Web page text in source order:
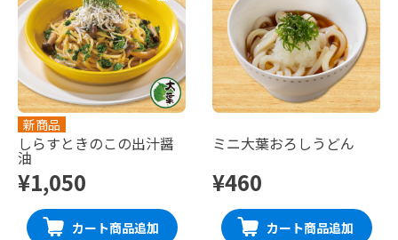
新商品
しらすときのこの出汁醤
油
¥1,050
カート商品追加
ミニ大葉おろしうどん
¥460
カート商品追加